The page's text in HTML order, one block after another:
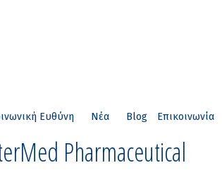
Ευθύνη Νέα Blog Επικοινωνία
Pharmaceutical